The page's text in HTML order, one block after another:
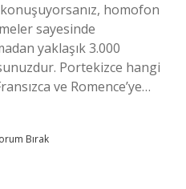
homofon
sayesinde
yaklaşık 3.000
Portekizce hangi
ve Romence’ye…
Bırak